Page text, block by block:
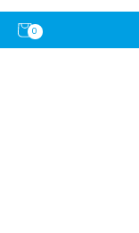
Carrito
0
0
artículos